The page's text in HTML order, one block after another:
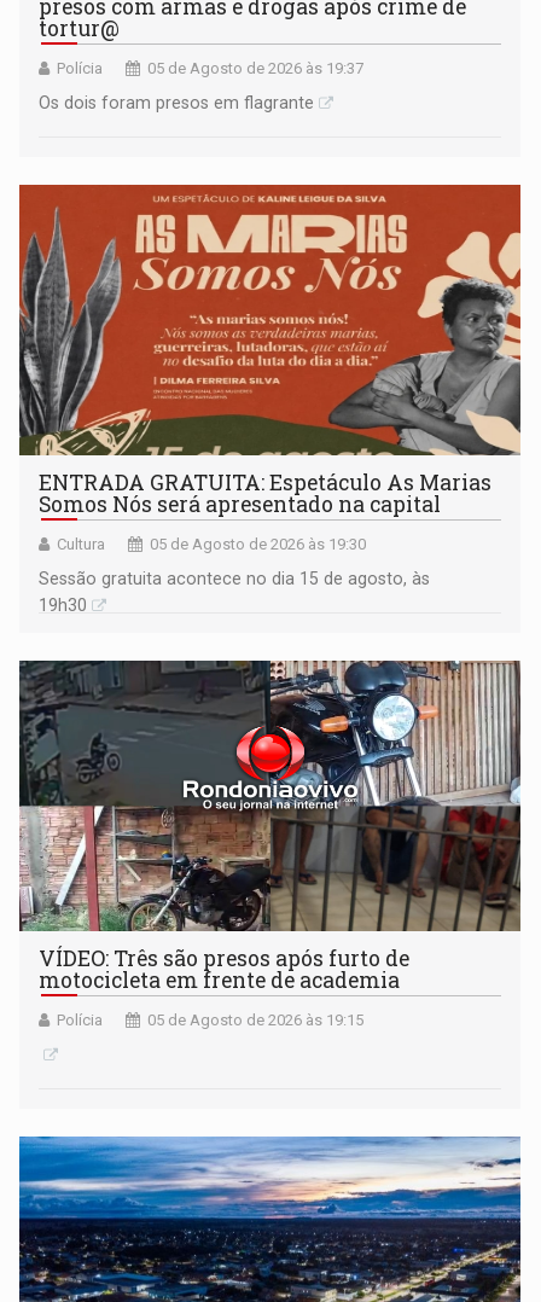
presos com armas e drogas após crime de
tortur@
Polícia 05 de Agosto de 2026 às 19:37
Os dois foram presos em flagrante
ENTRADA GRATUITA: Espetáculo As Marias
Somos Nós será apresentado na capital
Cultura 05 de Agosto de 2026 às 19:30
Sessão gratuita acontece no dia 15 de agosto, às
19h30
VÍDEO: Três são presos após furto de
motocicleta em frente de academia
Polícia 05 de Agosto de 2026 às 19:15